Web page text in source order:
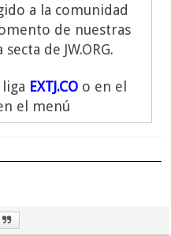
a la comunidad
de nuestras
de JW.ORG.
EXTJ.CO o en el
el menú
sitio tendrán la
las muchas